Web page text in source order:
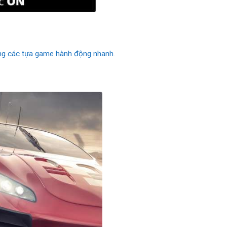
các tựa game hành động nhanh.